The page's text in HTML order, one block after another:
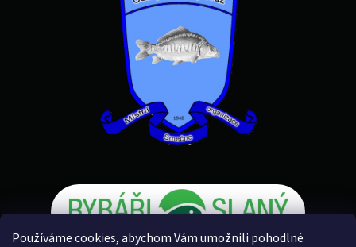
Používáme cookies, abychom Vám umožnili pohodlné